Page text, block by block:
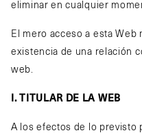
eliminar en cualquier
El mero acceso a esta
existencia de una relación
web.
I. TITULAR DE LA WEB
A los efectos de lo previsto